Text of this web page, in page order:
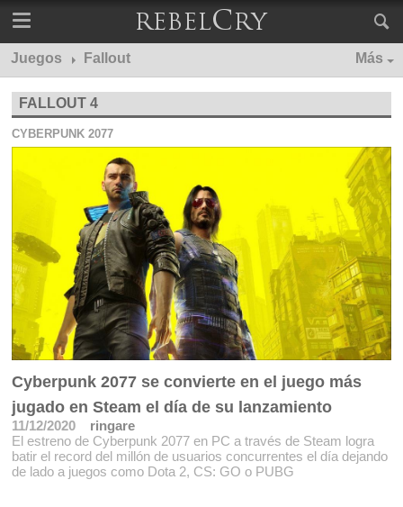
Juegos Fallout Más
FALLOUT 4
CYBERPUNK 2077
Cyberpunk 2077 se convierte en el juego más
jugado en Steam el día de su lanzamiento
11/12/2020
ringare
El estreno de Cyberpunk 2077 en PC a través de Steam logra
batir el record del millón de usuarios concurrentes el día dejando
de lado a juegos como Dota 2, CS: GO o PUBG